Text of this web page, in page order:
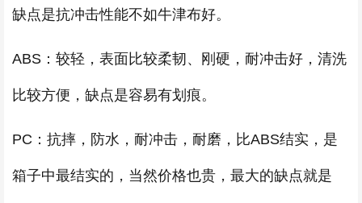
缺点是抗冲击性能不如牛津布好。
ABS：较轻，表面比较柔韧、刚硬，耐冲击好，清洗
比较方便，缺点是容易有划痕。
PC：抗摔，防水，耐冲击，耐磨，比ABS结实，是
箱子中最结实的，当然价格也贵，最大的缺点就是